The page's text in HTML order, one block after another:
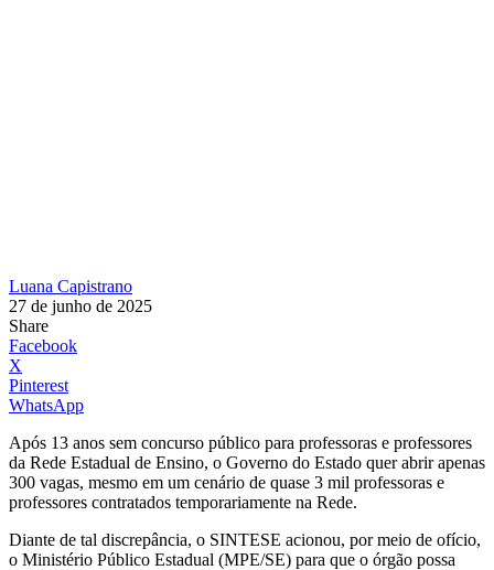
Luana Capistrano
27 de junho de 2025
Share
Facebook
X
Pinterest
WhatsApp
Após 13 anos sem concurso público para professoras e professores
da Rede Estadual de Ensino, o Governo do Estado quer abrir apenas
300 vagas, mesmo em um cenário de quase 3 mil professoras e
professores contratados temporariamente na Rede.
Diante de tal discrepância, o SINTESE acionou, por meio de ofício,
o Ministério Público Estadual (MPE/SE) para que o órgão possa